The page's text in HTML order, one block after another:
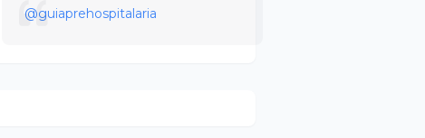
@guiaprehospitalaria